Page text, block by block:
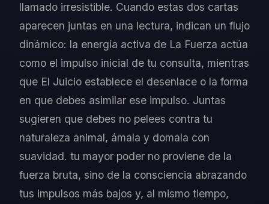
llamado irresistible. Cuando estas dos cartas
aparecen juntas en una lectura, indican un flujo
dinámico: la energía activa de La Fuerza actúa
como el impulso inicial de tu consulta, mientras
que El Juicio establece el desenlace o la forma
en que debes asimilar ese impulso. Juntas
sugieren que debes no pelees contra tu
naturaleza animal, ámala y domala con
suavidad. tu mayor poder no proviene de la
fuerza bruta, sino de la consciencia abrazando
tus impulsos más bajos y, al mismo tiempo,